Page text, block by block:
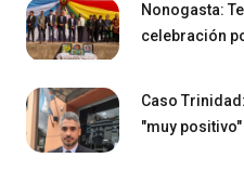
Nonogasta:
celebración
Caso
"muy